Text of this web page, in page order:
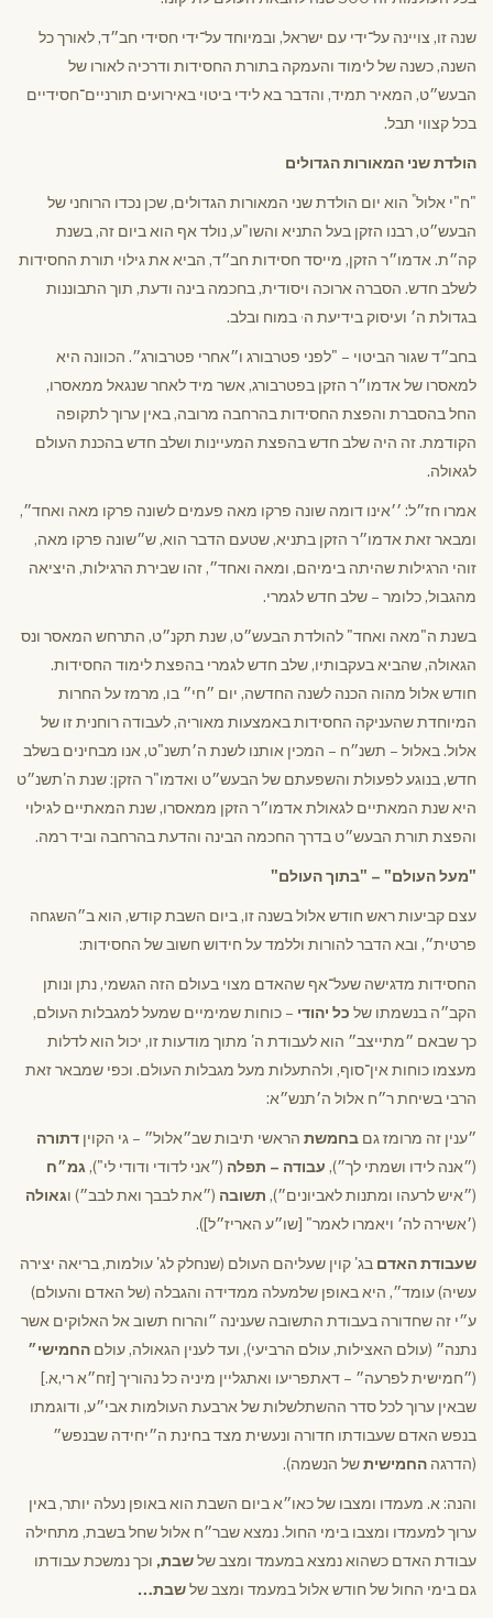
שנה זו, צויינה על־ידי עם ישראל, ובמיוחד על־ידי חסידי חב״ד, לאורך כל
השנה, כשנה של לימוד והעמקה בתורת החסידות ודרכיה לאורו של
הבעש״ט, המאיר תמיד, והדבר בא לידי ביטוי באירועים תורניים־חסידיים
בכל קצווי תבל.
הולדת שני המאורות הגדולים
"ח"י אלול" הוא יום הולדת שני המאורות הגדולים, שכן נכדו הרוחני של
הבעש״ט, רבנו הזקן בעל התניא והשו"ע, נולד אף הוא ביום זה, בשנת
קה״ת. אדמו״ר הזקן, מייסד חסידות חב״ד, הביא את גילוי תורת החסידות
לשלב חדש. הסברה ארוכה ויסודית, בחכמה בינה ודעת, תוך התבוננות
בגדולת ה׳ ועיסוק בידיעת ה, במוח ובלב.
בחב״ד שגור הביטוי – "לפני פטרבורג ו״אחרי פטרבורג״. הכוונה היא
למאסרו של אדמו״ר הזקן בפטרבורג, אשר מיד לאחר שנגאל ממאסרו,
החל בהסברת והפצת החסידות בהרחבה מרובה, באין ערוך לתקופה
הקודמת. זה היה שלב חדש בהפצת המעיינות ושלב חדש בהכנת העולם
לגאולה.
אמרו חז״ל: ׳׳אינו דומה שונה פרקו מאה פעמים לשונה פרקו מאה ואחד״,
ומבאר זאת אדמו״ר הזקן בתניא, שטעם הדבר הוא, ש״שונה פרקו מאה,
זוהי הרגילות שהיתה בימיהם, ומאה ואחד״, זהו שבירת הרגילות, היציאה
מהגבול, כלומר – שלב חדש לגמרי.
בשנת ה"מאה ואחד" להולדת הבעש״ט, שנת תקנ״ט, התרחש המאסר ונס
הגאולה, שהביא בעקבותיו, שלב חדש לגמרי בהפצת לימוד החסידות.
חודש אלול מהוה הכנה לשנה החדשה, יום ״חי״ בו, מרמז על החרות
המיוחדת שהעניקה החסידות באמצעות מאוריה, לעבודה רוחנית זו של
אלול. באלול – תשנ״ח – המכין אותנו לשנת ה׳תשנ"ט, אנו מבחינים בשלב
חדש, בנוגע לפעולת והשפעתם של הבעש״ט ואדמו"ר הזקן: שנת ה'תשנ״ט
היא שנת המאתיים לגאולת אדמו״ר הזקן ממאסרו, שנת המאתיים לגילוי
והפצת תורת הבעש״ט בדרך החכמה הבינה והדעת בהרחבה וביד רמה.
"מעל העולם" – "בתוך העולם"
עצם קביעות ראש חודש אלול בשנה זו, ביום השבת קודש, הוא ב״השגחה
פרטית״, ובא הדבר להורות וללמד על חידוש חשוב של החסידות:
החסידות מדגישה שעל־אף שהאדם מצוי בעולם הזה הגשמי, נתן ונותן
הקב״ה בנשמתו של כל יהודי – כוחות שמימיים שמעל למגבלות העולם,
כך שבאם ״מתייצב״ הוא לעבודת ה' מתוך מודעות זו, יכול הוא לדלות
מעצמו כוחות אין־סוף, ולהתעלות מעל מגבלות העולם. וכפי שמבאר זאת
הרבי בשיחת ר״ח אלול ה׳תנש״א:
״ענין זה מרומז גם בחמשת הראשי תיבות שב״אלול״ – גי הקוין דתורה
(״אנה לידו ושמתי לך״), עבודה – תפלה (״אני לדודי ודודי לי"), גמ״ח
(״איש לרעהו ומתנות לאביונים״), תשובה (״את לבבך ואת לבב״) וגאולה
(׳אשירה לה׳ ויאמרו לאמר" [שו״ע האריז״ל]).
שעבודת האדם בג' קוין שעליהם העולם (שנחלק לג' עולמות, בריאה יצירה
עשיה) עומד״, היא באופן שלמעלה ממדידה והגבלה (של האדם והעולם)
ע״י זה שחדורה בעבודת התשובה שענינה ״והרוח תשוב אל האלוקים אשר
נתנה״ (עולם האצילות, עולם הרביעי), ועד לענין הגאולה, עולם החמישי״
(״חמישית לפרעה״ – דאתפריעו ואתגליין מיניה כל נהוריך [זח״א רי,א.]
שבאין ערוך לכל סדר ההשתלשלות של ארבעת העולמות אבי״ע, ודוגמתו
בנפש האדם שעבודתו חדורה ונעשית מצד בחינת ה״יחידה שבנפש״
(הדרגה החמישיתשל הנשמה).
והנה: א. מעמדו ומצבו של כאו״א ביום השבת הוא באופן נעלה יותר, באין
ערוך למעמדו ומצבו בימי החול. נמצא שבר״ח אלול שחל בשבת, מתחילה
עבודת האדם כשהוא נמצא במעמד ומצב שלשבת, וכך נמשכת עבודתו
גם בימי החול של חודש אלול במעמד ומצב שלשבת…